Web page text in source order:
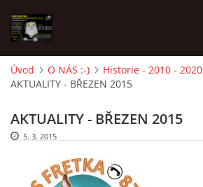
AKTUALITY
FRETKY V ÚTULKU
K ADOPCI
Úvod O NÁS :-)
Historie - 2010 - 2020
AKTUALITY - BŘEZEN 2015
AKTUALITY - BŘEZEN 2015
5. 3. 2015